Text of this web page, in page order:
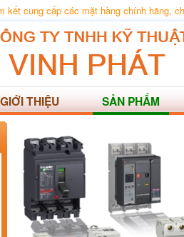
kết cung cấp các mặt hàng chính hãng,
GIỚI THIỆU SẢN PHẨM